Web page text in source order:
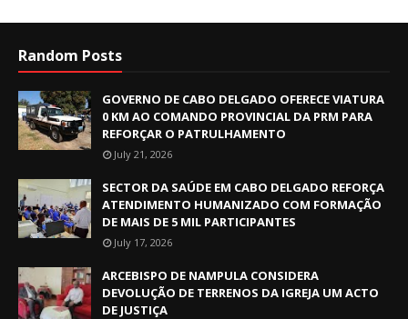
Random Posts
GOVERNO DE CABO DELGADO OFERECE VIATURA
0 KM AO COMANDO PROVINCIAL DA PRM PARA
REFORÇAR O PATRULHAMENTO
July 21, 2026
SECTOR DA SAÚDE EM CABO DELGADO REFORÇA
ATENDIMENTO HUMANIZADO COM FORMAÇÃO
DE MAIS DE 5 MIL PARTICIPANTES
July 17, 2026
ARCEBISPO DE NAMPULA CONSIDERA
DEVOLUÇÃO DE TERRENOS DA IGREJA UM ACTO
DE JUSTIÇA